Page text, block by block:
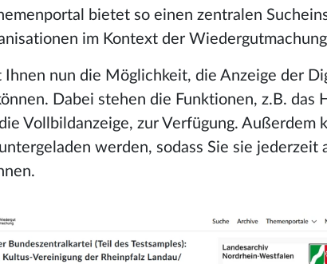
bietet so einen zentralen
im Kontext der
Ihnen nun die Möglichkeit, die Anzeige der
Dabei stehen die Funktionen, z.B. das
Vollbildanzeige, zur Verfügung. Außerdem
werden, sodass Sie sie jederzeit